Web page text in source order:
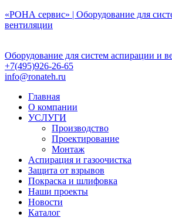
Перейти
к
«РОНА сервис» | Оборудование для
вентиляции
Оборудование для систем аспирации и
+7(495)926-26-65
info@ronateh.ru
Главная
О компании
УСЛУГИ
Производство
Проектирование
Монтаж
Аспирация и газоочистка
Защита от взрывов
Покраска и шлифовка
Наши проекты
Новости
Каталог